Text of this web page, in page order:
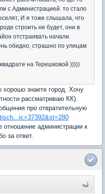
с Администрацией. то стало
И я тоже слышала, что
строить не будет, они в
отстраивать начали.
обидно, страшно по улицам
на Терешковой )))))
знаете город. Хочу
рассматриваю КК).
про отвратительную
отношение администрации к
за ответ.